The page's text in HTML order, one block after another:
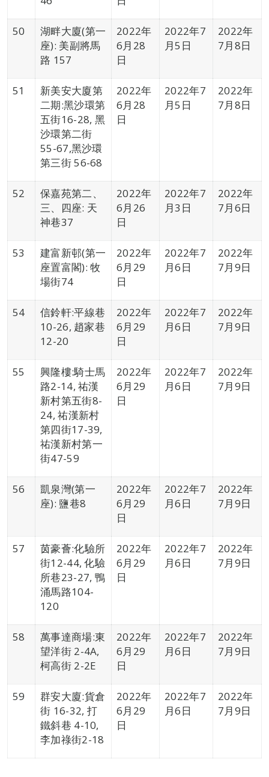
50
湖畔大廈(第一
座): 美副將馬
路 157
2022年
6月28
日
2022年7
月5日
2022年
7月8日
51
新美安大廈第
二期:黑沙環第
五街16-28, 黑
沙環第二街
55-67,黑沙環
第三街 56-68
2022年
6月28
日
2022年7
月5日
2022年
7月8日
52
保嘉苑第二、
三、四座: 天
神巷37
2022年
6月26
日
2022年7
月3日
2022年
7月6日
53
建富新邨(第一
座置富閣): 牧
場街74
2022年
6月29
日
2022年7
月6日
2022年
7月9日
54
信鈴軒:平線巷
10-26, 趙家巷
12-20
2022年
6月29
日
2022年7
月6日
2022年
7月9日
55
興隆樓:騎士馬
路2-14, 祐漢
新村第五街8-
24, 祐漢新村
第四街17-39,
祐漢新村第一
街47-59
2022年
6月29
日
2022年7
月6日
2022年
7月9日
56
凱泉灣(第一
座): 鹽巷8
2022年
6月29
日
2022年7
月6日
2022年
7月9日
57
茵豪薈:化驗所
街12-44, 化驗
所巷23-27, 鴨
涌馬路104-
120
2022年
6月29
日
2022年7
月6日
2022年
7月9日
58
萬事達商場:東
望洋街 2-4A,
柯高街 2-2E
2022年
6月29
日
2022年7
月6日
2022年
7月9日
59
群安大廈:貨倉
街 16-32, 打
鐵斜巷 4-10,
李加祿街2-18
2022年
6月29
日
2022年7
月6日
2022年
7月9日